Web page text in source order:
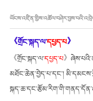
《གྲོང་སྐད་ལ་དཔྱད་པ》
《གྲོང་སྐད་ལ་དཔྱད་པ》
མཐོང་ཆེན་བྱེད་པ་དང་།